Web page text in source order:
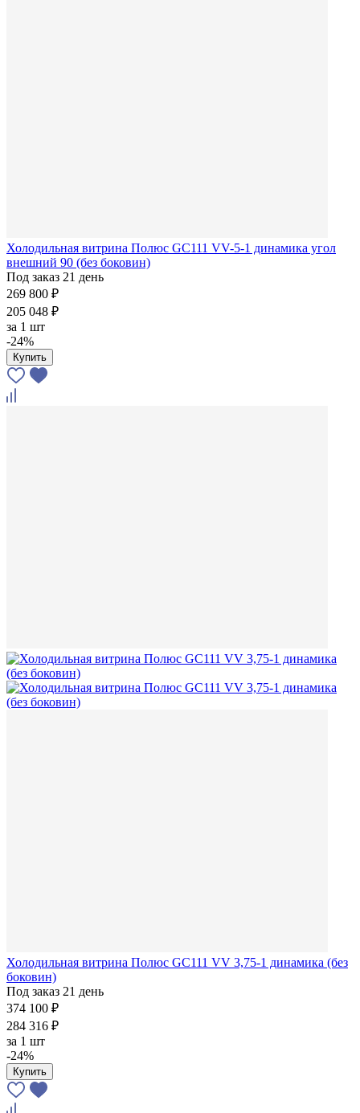
Холодильная витрина Полюс GC111 VV-5-1 динамика угол
внешний 90 (без боковин)
Под заказ 21 день
269 800 ₽
205 048 ₽
за 1 шт
-24%
Купить
Холодильная витрина Полюс GC111 VV 3,75-1 динамика (без
боковин)
Под заказ 21 день
374 100 ₽
284 316 ₽
за 1 шт
-24%
Купить